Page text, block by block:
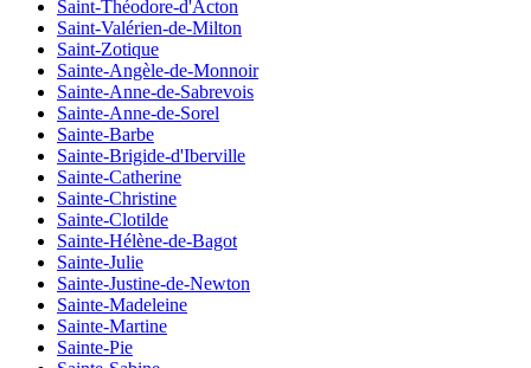
Saint-Théodore-d'Acton
Saint-Valérien-de-Milton
Saint-Zotique
Sainte-Angèle-de-Monnoir
Sainte-Anne-de-Sabrevois
Sainte-Anne-de-Sorel
Sainte-Barbe
Sainte-Brigide-d'Iberville
Sainte-Catherine
Sainte-Christine
Sainte-Clotilde
Sainte-Hélène-de-Bagot
Sainte-Julie
Sainte-Justine-de-Newton
Sainte-Madeleine
Sainte-Martine
Sainte-Pie